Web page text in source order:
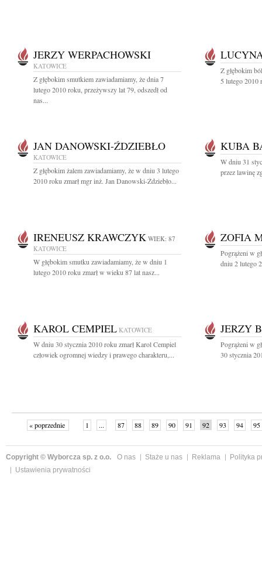
JERZY WERPACHOWSKI
KATOWICE
Z głębokim smutkiem zawiadamiamy, że dnia 7
lutego 2010 roku, przeżywszy lat 79, odszedł od
nas...
Z głębokim
5 lutego 2010
JAN DANOWSKI-ŹDZIEBŁO
KATOWICE
Z głębokim żalem zawiadamiamy, że w dniu 3 lutego
2010 roku zmarł mgr inż. Jan Danowski-Ździebło...
KUBA
W dniu 31
przez lawinę
IRENEUSZ KRAWCZYK WIEK: 87
KATOWICE
W głębokim smutku zawiadamiamy, że w dniu 1
lutego 2010 roku zmarł w wieku 87 lat nasz...
ZOFIA
Pogrążeni w
dniu 2 lutego
KAROL CEMPIEL KATOWICE
W dniu 30 stycznia 2010 roku zmarł Karol Cempiel
człowiek ogromnej wiedzy i prawego charakteru,...
JERZY
Pogrążeni w
30 stycznia
« poprzednie 1 ... 87 88 89 90 91 92 93 94 95
Copyright © Wyborcza sp. z o.o. O nas Staże u nas Reklama
Polityka
Ustawienia prywatności